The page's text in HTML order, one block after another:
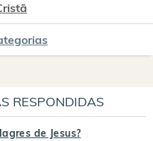
RESPONDIDAS
de Jesus?